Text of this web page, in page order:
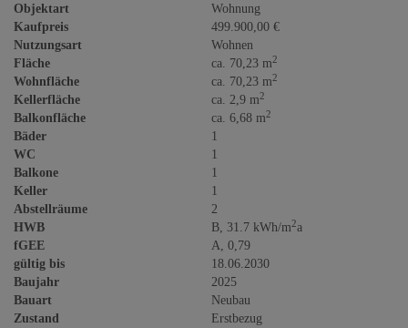
Objektart
Wohnung
Kaufpreis
499.900,00 €
Nutzungsart
Wohnen
Fläche
ca. 70,23 m2
Wohnfläche ca. 70,23 m2
Kellerfläche ca. 2,9 m2
Balkonfläche ca. 6,68 m2
Bäder
1
WC
1
Balkone
1
Keller
1
Abstellräume
2
HWB
B, 31.7 kWh/m2a
fGEE
A, 0,79
gültig bis
18.06.2030
Baujahr
2025
Bauart
Neubau
Zustand
Erstbezug